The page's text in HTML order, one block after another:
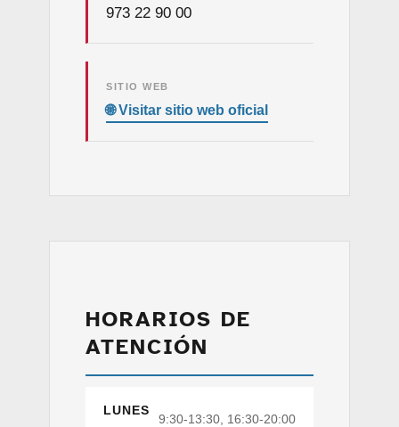
973 22 90 00
SITIO WEB
HORARIOS DE
ATENCIÓN
LUNES
9:30-13:30, 16:30-20:00